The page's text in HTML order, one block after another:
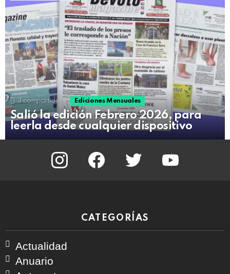
3 compartido Ediciones Mensuales
Salió la edición Febrero 2026, para
leerla desde cualquier dispositivo
instagram facebook twitter youtube
CATEGORÍAS
Actualidad
Anuario